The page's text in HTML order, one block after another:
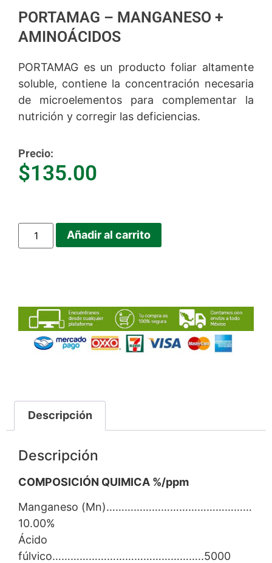
PORTAMAG – MANGANESO +
AMINOÁCIDOS
PORTAMAG es un producto foliar altamente
soluble, contiene la concentración necesaria
de microelementos para complementar la
nutrición y corregir las deficiencias.
Precio:
$135.00
Añadir al carrito
Descripción
Descripción
COMPOSICIÓN QUIMICA %/ppm
Manganeso (Mn)…………………………………………
10.00%
Ácido
fúlvico…………………………………………..5000